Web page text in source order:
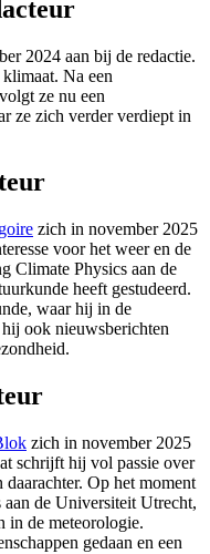
2024 aan bij de redactie.
Na een
ze nu een
ze zich verder verdiept in
zich in november 2025
voor het weer en de
Climate Physics aan de
heeft gestudeerd.
waar hij in de
ook nieuwsberichten
zich in november 2025
schrijft hij vol passie over
Op het moment
de Universiteit Utrecht,
in de meteorologie.
gedaan en een